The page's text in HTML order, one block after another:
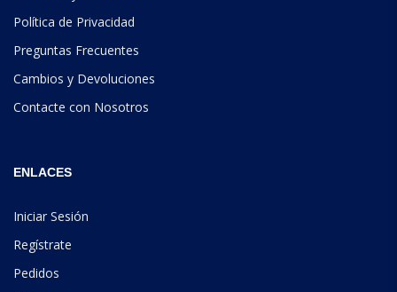
Política de Privacidad
Preguntas Frecuentes
Cambios y Devoluciones
Contacte con Nosotros
ENLACES
Iniciar Sesión
Regístrate
Pedidos